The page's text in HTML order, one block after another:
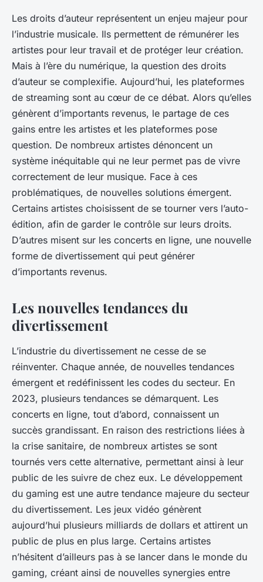
Les droits d’auteur représentent un enjeu majeur pour
l’industrie musicale. Ils permettent de rémunérer les
artistes pour leur travail et de protéger leur création.
Mais à l’ère du numérique, la question des droits
d’auteur se complexifie. Aujourd’hui, les plateformes
de streaming sont au cœur de ce débat. Alors qu’elles
génèrent d’importants revenus, le partage de ces
gains entre les artistes et les plateformes pose
question. De nombreux artistes dénoncent un
système inéquitable qui ne leur permet pas de vivre
correctement de leur musique. Face à ces
problématiques, de nouvelles solutions émergent.
Certains artistes choisissent de se tourner vers l’auto-
édition, afin de garder le contrôle sur leurs droits.
D’autres misent sur les concerts en ligne, une nouvelle
forme de divertissement qui peut générer
d’importants revenus.
Les nouvelles tendances du
divertissement
L’industrie du divertissement ne cesse de se
réinventer. Chaque année, de nouvelles tendances
émergent et redéfinissent les codes du secteur. En
2023, plusieurs tendances se démarquent. Les
concerts en ligne, tout d’abord, connaissent un
succès grandissant. En raison des restrictions liées à
la crise sanitaire, de nombreux artistes se sont
tournés vers cette alternative, permettant ainsi à leur
public de les suivre de chez eux. Le développement
du gaming est une autre tendance majeure du secteur
du divertissement. Les jeux vidéo génèrent
aujourd’hui plusieurs milliards de dollars et attirent un
public de plus en plus large. Certains artistes
n’hésitent d’ailleurs pas à se lancer dans le monde du
gaming, créant ainsi de nouvelles synergies entre